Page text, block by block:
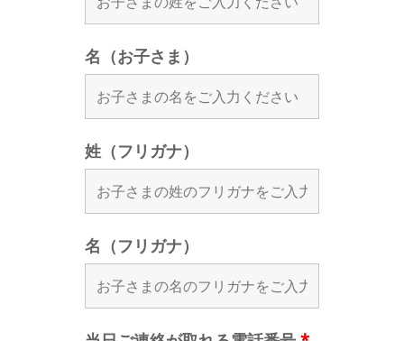
名（お子さま）
姓（フリガナ）
名（フリガナ）